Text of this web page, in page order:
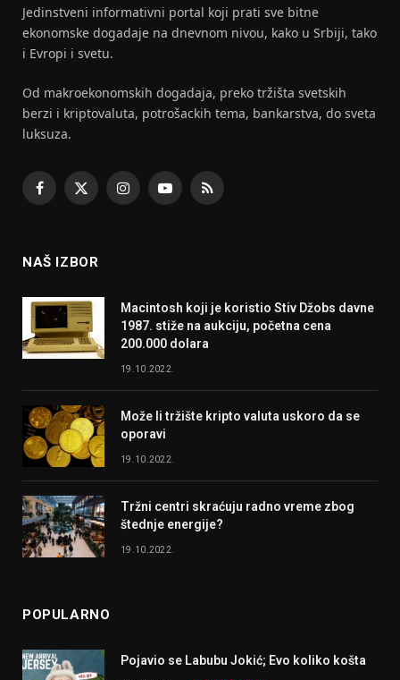
Jedinstveni informativni portal koji prati sve bitne
ekonomske dogadaje na dnevnom nivou, kako u Srbiji, tako
i Evropi i svetu.
Od makroekonomskih dogadaja, preko tržišta svetskih
berzi i kriptovaluta, potrošackih tema, bankarstva, do sveta
luksuza.
Facebook
X
InstagramYouTubeRSS
NAŠ IZBOR
Macintosh koji je koristio Stiv Džobs davne
1987. stiže na aukciju, početna cena
200.000 dolara
19.10.2022.
Može li tržište kripto valuta uskoro da se
oporavi
19.10.2022.
Tržni centri skraćuju radno vreme zbog
štednje energije?
19.10.2022.
POPULARNO
Pojavio se Labubu Jokić; Evo koliko košta